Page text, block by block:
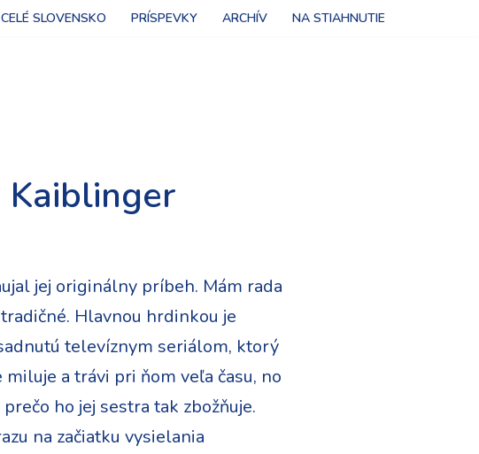
SLOVENSKO PRÍSPEVKY ARCHÍV NA STIAHNUTIE
Kaiblinger
jej originálny príbeh. Mám rada
Hlavnou hrdinkou je
televíznym seriálom, ktorý
a trávi pri ňom veľa času, no
ho jej sestra tak zbožňuje.
na začiatku vysielania